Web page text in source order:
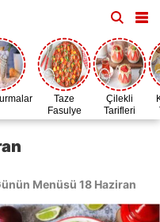
Taze
Fasulye
Zamanı
Çilekli
Tarifleri
Menüsü 18 Haziran